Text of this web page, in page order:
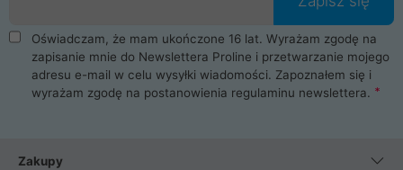
Oświadczam, że mam ukończone 16 lat. Wyrażam zgodę na
zapisanie mnie do Newslettera Proline i przetwarzanie mojego
adresu e-mail w celu wysyłki wiadomości. Zapoznałem się i
wyrażam zgodę na postanowienia regulaminu newslettera.
Zakupy